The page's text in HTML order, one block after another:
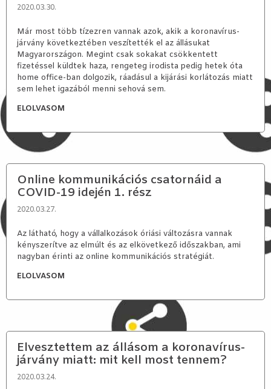
2020.03.30.
Már most több tízezren vannak azok, akik a koronavírus-
járvány következtében veszítették el az állásukat
Magyarországon. Megint csak sokakat csökkentett
fizetéssel küldtek haza, rengeteg irodista pedig hetek óta
home office-ban dolgozik, ráadásul a kijárási korlátozás miatt
sem lehet igazából menni sehová sem.
ELOLVASOM
Online kommunikációs csatornáid a
COVID-19 idején 1. rész
2020.03.27.
Az látható, hogy a vállalkozások óriási változásra vannak
kényszerítve az elmúlt és az elkövetkező időszakban, ami
nagyban érinti az online kommunikációs stratégiát.
ELOLVASOM
Elvesztettem az állásom a koronavírus-
járvány miatt: mit kell most tennem?
2020.03.24.